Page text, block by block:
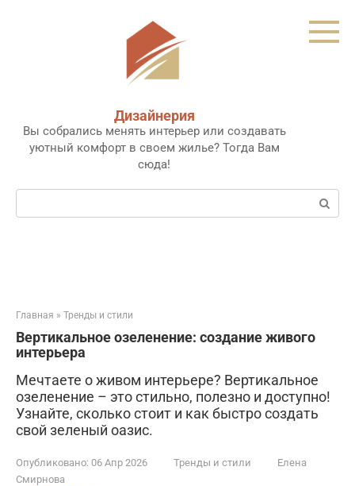
Дизайнерия
Вы собрались менять интерьер или создавать
уютный комфорт в своем жилье? Тогда Вам
сюда!
Поиск:
Главная » Тренды и стили
Вертикальное озеленение: создание живого
интерьера
Мечтаете о живом интерьере? Вертикальное
озеленение – это стильно, полезно и доступно!
Узнайте, сколько стоит и как быстро создать
свой зеленый оазис.
Опубликовано: 06 Апр 2026 Тренды и стили
Елена
Смирнова